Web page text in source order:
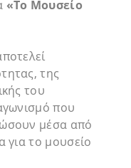
«Το Μουσείο
της
του
που
μέσα από
για το μουσείο